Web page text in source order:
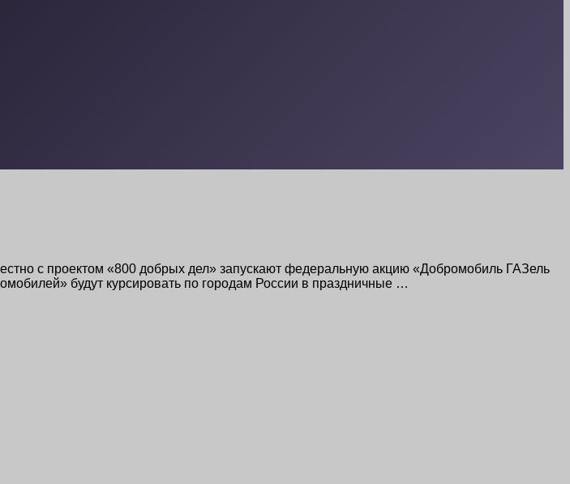
с проектом «800 добрых дел» запускают федеральную акцию «Добромобиль ГАЗель
будут курсировать по городам России в праздничные …